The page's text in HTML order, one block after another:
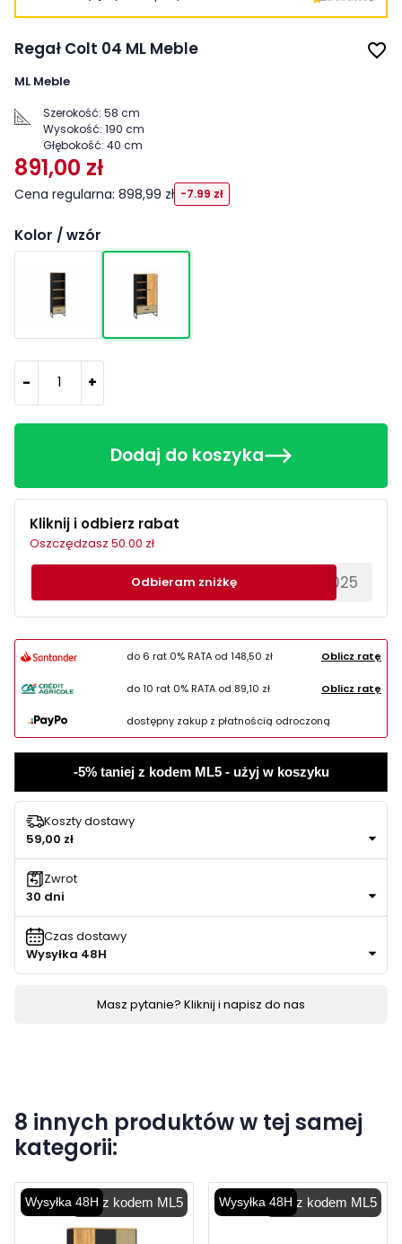
Regał Colt 04 ML Meble favorite_border
ML Meble
Szerokość: 58 cm
Wysokość: 190 cm
Głębokość: 40 cm
891,00 zł
Cena regularna: 898,99 zł -7.99 zł
Kolor / wzór
- +
Dodaj do koszyka
Kliknij i odbierz rabat
Oszczędzasz 50.00 zł
********EWS2025
Odbieram zniżkę
do 6 rat 0% RATA od 148,50 zł Oblicz ratę
do 10 rat 0% RATA od 89,10 zł Oblicz ratę
dostępny zakup z płatnością odroczoną
-5% taniej z kodem ML5 - użyj w koszyku
Koszty dostawy
59,00 zł
Zwrot
30 dni
Czas dostawy
Wysyłka 48H
Masz pytanie? Kliknij i napisz do nas
8 innych produktów w tej samej
kategorii:
-5% z kodem ML5
Wysyłka 48H -5% z kodem ML5
Wysyłka 48H